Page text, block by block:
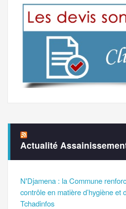
Actualité
N'Djamena : la Commune
contrôle en matière d’hygiène et
Tchadinfos